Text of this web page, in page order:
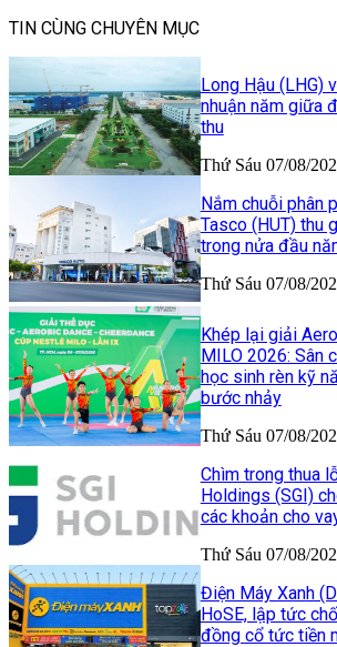
TIN CÙNG CHUYÊN MỤC
Long Hậu (LHG)
nhuận năm giữa
thu
Thứ Sáu 07/08/
Nắm chuỗi phân
Tasco (HUT) thu
trong nửa đầu
Thứ Sáu 07/08/
Khép lại giải
MILO 2026: Sân
học sinh rèn kỹ
bước nhảy
Thứ Sáu 07/08/
Chìm trong thua
Holdings (SGI)
các khoản cho
Thứ Sáu 07/08/
Điện Máy Xanh
HoSE, lập tức
đồng cổ tức tiền